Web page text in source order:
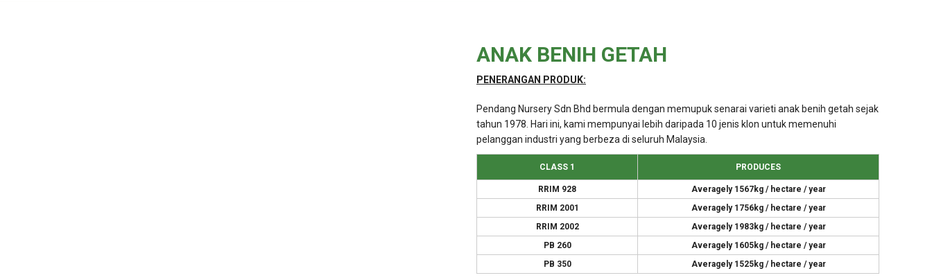
ANAK BENIH GETAH
PENERANGAN PRODUK:
Pendang Nursery Sdn Bhd bermula dengan memupuk senarai varieti anak benih getah sejak
tahun 1978. Hari ini, kami mempunyai lebih daripada 10 jenis klon untuk memenuhi
pelanggan industri yang berbeza di seluruh Malaysia.
CLASS 1 PRODUCES
RRIM 928
Averagely 1567kg / hectare / year
RRIM 2001
Averagely 1756kg / hectare / year
RRIM 2002
Averagely 1983kg / hectare / year
PB 260
Averagely 1605kg / hectare / year
PB 350
Averagely 1525kg / hectare / year